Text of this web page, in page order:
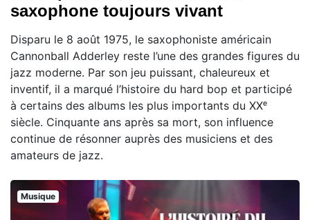
saxophone toujours vivant
Disparu le 8 août 1975, le saxophoniste américain
Cannonball Adderley reste l’une des grandes figures du
jazz moderne. Par son jeu puissant, chaleureux et
inventif, il a marqué l’histoire du hard bop et participé
à certains des albums les plus importants du XXᵉ
siècle. Cinquante ans après sa mort, son influence
continue de résonner auprès des musiciens et des
amateurs de jazz.
Musique